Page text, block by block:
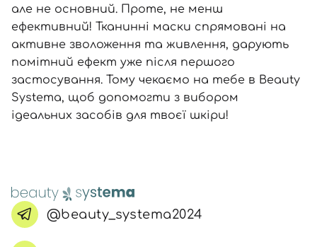
але не основний. Проте, не менш
ефективний! Тканинні маски спрямовані на
активне зволоження та живлення, дарують
помітний ефект уже після першого
застосування. Тому чекаємо на тебе в Beauty
Systema, щоб допомогти з вибором
ідеальних засобів для твоєї шкіри!
@beauty_systema2024